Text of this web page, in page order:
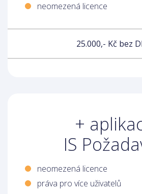
neomezená licence
25.000,- Kč bez
+
IS
neomezená licence
práva pro více uživatelů